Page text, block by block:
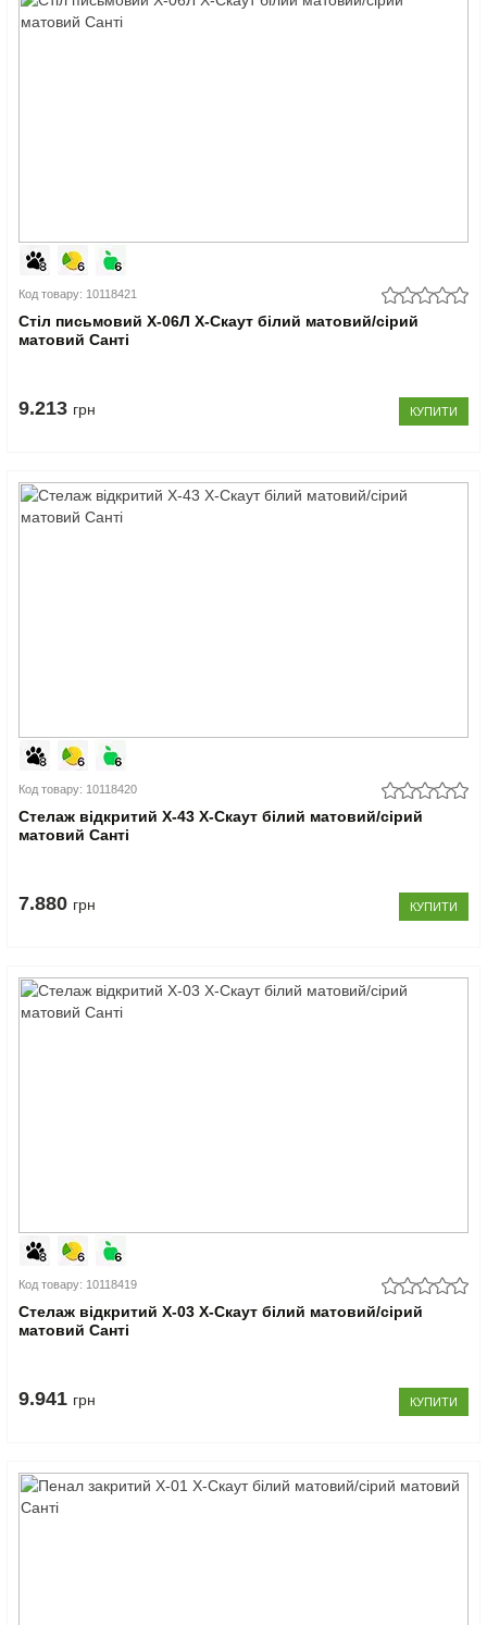
Код товару: 10118421
Стіл письмовий Х-06Л X-Скаут білий матовий/сірий
матовий Санті
9.213 грн КУПИТИ
Код товару: 10118420
Стелаж відкритий Х-43 X-Скаут білий матовий/сірий
матовий Санті
7.880 грн КУПИТИ
Код товару: 10118419
Стелаж відкритий Х-03 X-Скаут білий матовий/сірий
матовий Санті
9.941 грн КУПИТИ